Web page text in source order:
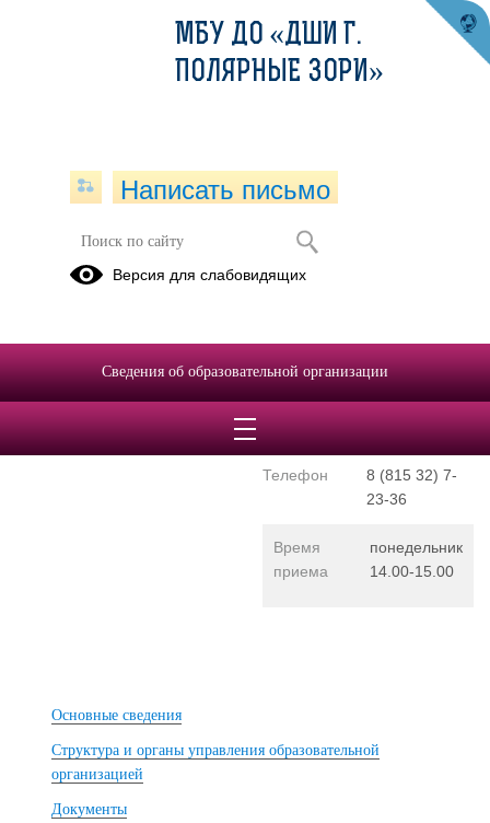
Директор школы
Валерьевна
chunina@mail.ru
Телефон
8 (815 32) 7-
23-36
Время
приема
понедельник
14.00-15.00
Основные сведения
Структура и органы управления образовательной
организацией
Документы
МБУ ДО «ДШИ Г.
ПОЛЯРНЫЕ ЗОРИ»
Написать письмо
Версия для слабовидящих
Сведения об образовательной организации